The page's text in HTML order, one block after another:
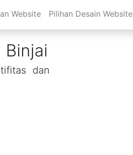
Website Pilihan Desain Website
dan